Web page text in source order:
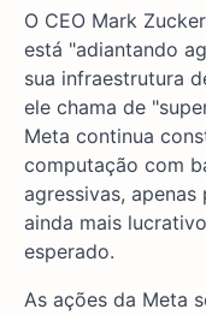
O CEO Mark
está "adiantando
sua infraestrutura
ele chama de
Meta continua
computação com
agressivas,
ainda mais
esperado.
As ações da Meta